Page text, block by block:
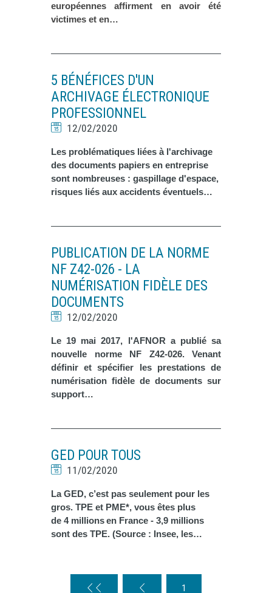
européennes affirment en avoir été
victimes et en…
5 BÉNÉFICES D'UN
ARCHIVAGE ÉLECTRONIQUE
PROFESSIONNEL
12/02/2020
Les problématiques liées à l'archivage
des documents papiers en entreprise
sont nombreuses : gaspillage d'espace,
risques liés aux accidents éventuels…
PUBLICATION DE LA NORME
NF Z42-026 - LA
NUMÉRISATION FIDÈLE DES
DOCUMENTS
12/02/2020
Le 19 mai 2017, l'AFNOR a publié sa
nouvelle norme NF Z42-026. Venant
définir et spécifier les prestations de
numérisation fidèle de documents sur
support…
GED POUR TOUS
11/02/2020
La GED, c’est pas seulement pour les
gros. TPE et PME*, vous êtes plus
de 4 millionsen France - 3,9 millions
sont des TPE. (Source : Insee, les…
DD D 1